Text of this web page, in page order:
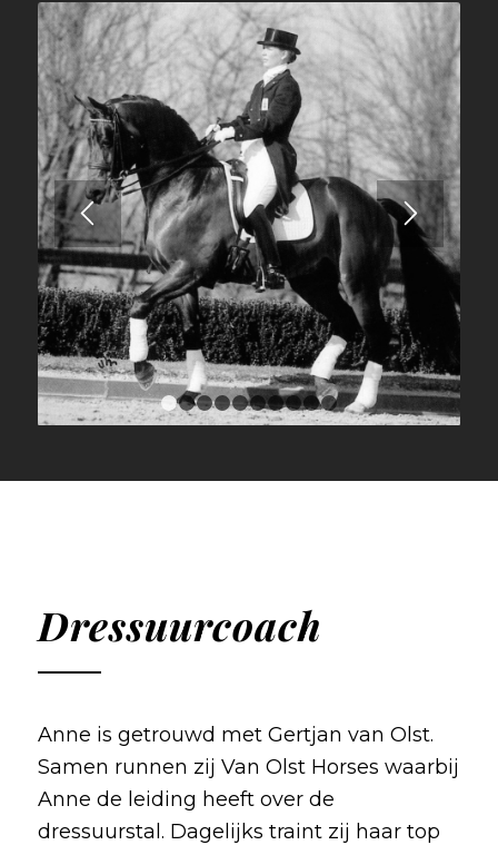
1 2 3 45 6 7 8 9 10
Dressuurcoach
Anne is getrouwd met Gertjan van Olst.
Samen runnen zij Van Olst Horses waarbij
Anne de leiding heeft over de
dressuurstal. Dagelijks traint zij haar top